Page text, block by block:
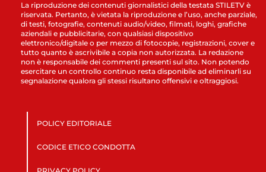
La riproduzione dei contenuti giornalistici della testata STILETV è
riservata. Pertanto, è vietata la riproduzione e l’uso, anche parziale,
di testi, fotografie, contenuti audio/video, filmati, loghi, grafiche
aziendali e pubblicitarie, con qualsiasi dispositivo
elettronico/digitale o per mezzo di fotocopie, registrazioni, cover e
tutto quanto è ascrivibile a copia non autorizzata. La redazione
non è responsabile dei commenti presenti sul sito. Non potendo
esercitare un controllo continuo resta disponibile ad eliminarli su
segnalazione qualora gli stessi risultano offensivi e oltraggiosi.
POLICY EDITORIALE
CODICE ETICO CONDOTTA